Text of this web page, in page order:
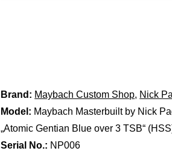
Brand: Maybach Custom Shop, Nick
Model: Maybach Masterbuilt by Nick
„Atomic Gentian Blue over 3 TSB“
Serial No.: NP006